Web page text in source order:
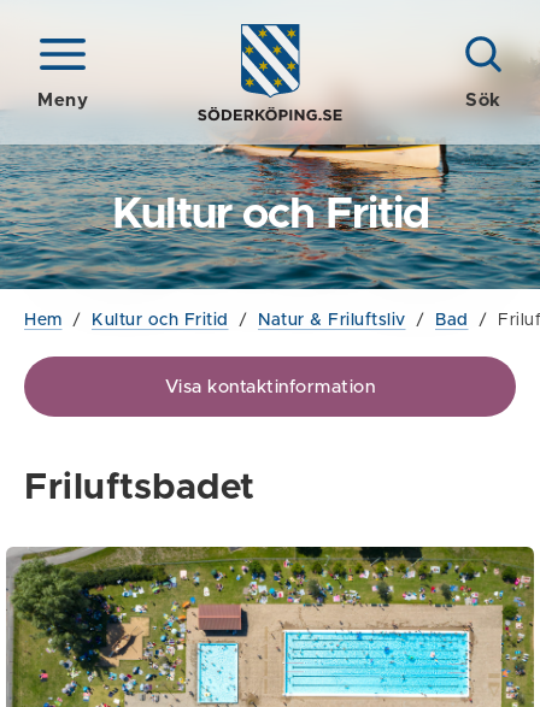
Meny Sök
Kultur och Fritid
Hem / Kultur och Fritid / Natur & Friluftsliv / Bad /
Visa kontaktinformation
Friluftsbadet